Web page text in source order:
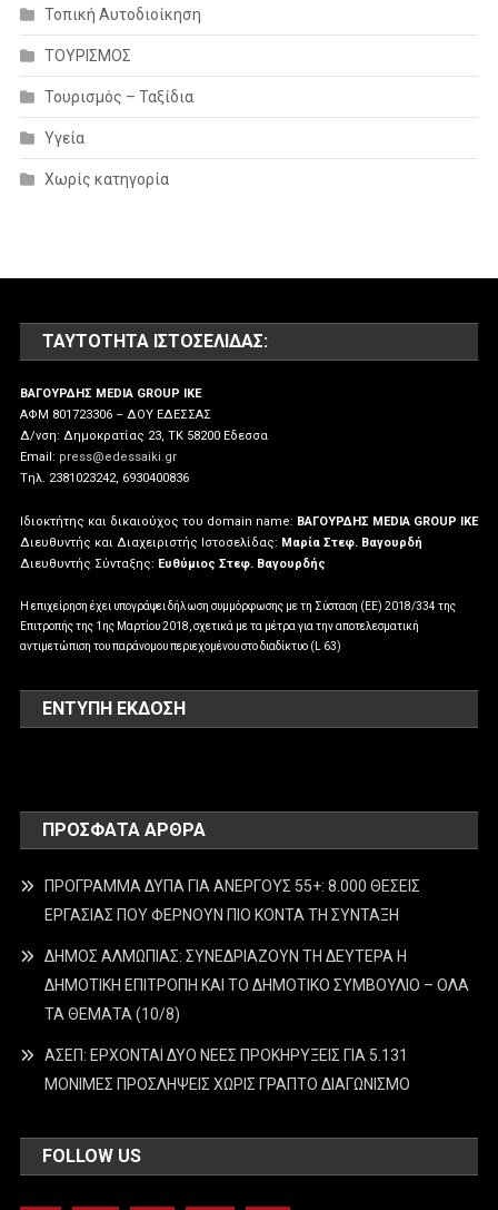
Τοπική Αυτοδιοίκηση
ΤΟΥΡΙΣΜΟΣ
Τουρισμός – Ταξίδια
Υγεία
Χωρίς κατηγορία
ΤΑΥΤΌΤΗΤΑ ΙΣΤΟΣΕΛΊΔΑΣ:
ΒΑΓΟΥΡΔΗΣ MEDIA GROUP IKE
ΑΦΜ 801723306 – ΔΟΥ ΕΔΕΣΣΑΣ
Δ/νση: Δημοκρατίας 23, ΤΚ 58200 Εδεσσα
Email: press@edessaiki.gr
Tηλ. 2381023242, 6930400836
Ιδιοκτήτης και δικαιούχος του domain name: ΒΑΓΟΥΡΔΗΣ MEDIA GROUP IKE
Διευθυντής και Διαχειριστής Ιστοσελίδας: Μαρία Στεφ. Βαγουρδή
Διευθυντής Σύνταξης: Ευθύμιος Στεφ. Βαγουρδής
Η επιχείρηση έχει υπογράψει δήλωση συμμόρφωσης με τη Σύσταση (ΕΕ) 2018/334 της
Επιτροπής της 1ης Μαρτίου 2018, σχετικά με τα μέτρα για την αποτελεσματική
αντιμετώπιση του παράνομου περιεχομένου στο διαδίκτυο (L 63)
ΕΝΤΥΠΗ ΕΚΔΟΣΗ
ΠΡΌΣΦΑΤΑ ΆΡΘΡΑ
ΠΡΟΓΡΑΜΜΑ ΔΥΠΑ ΓΙΑ ΑΝΕΡΓΟΥΣ 55+: 8.000 ΘΕΣΕΙΣ
ΕΡΓΑΣΙΑΣ ΠΟΥ ΦΕΡΝΟΥΝ ΠΙΟ ΚΟΝΤΑ ΤΗ ΣΥΝΤΑΞΗ
ΔΗΜΟΣ ΑΛΜΩΠΙΑΣ: ΣΥΝΕΔΡΙΑΖΟΥΝ ΤΗ ΔΕΥΤΕΡΑ H
ΔΗΜΟΤΙΚΗ ΕΠΙΤΡΟΠΗ ΚΑΙ ΤΟ ΔΗΜΟΤΙΚΟ ΣΥΜΒΟΥΛΙΟ – ΟΛΑ
ΤΑ ΘΕΜΑΤΑ (10/8)
ΑΣΕΠ: ΕΡΧΟΝΤΑΙ ΔΥΟ ΝΕΕΣ ΠΡΟΚΗΡΥΞΕΙΣ ΓΙΑ 5.131
ΜΟΝΙΜΕΣ ΠΡΟΣΛΗΨΕΙΣ ΧΩΡΙΣ ΓΡΑΠΤΟ ΔΙΑΓΩΝΙΣΜΟ
FOLLOW US